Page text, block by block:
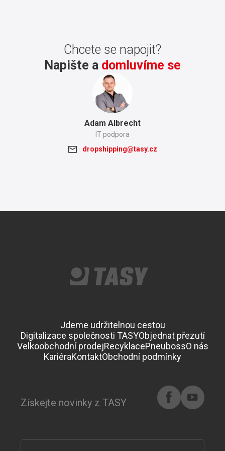
Chcete se napojit?
Napište a domluvíme se
Adam Albrecht
IT podpora
dropshipping@tasy.cz
Jdeme udržitelnou cestou
Digitalizace společnosti TASYObjednat přezutí
Velkoobchodní prodejRecyklacePneubossO nás
KariéraKontaktObchodní podmínky
Získejte novinky z TASY